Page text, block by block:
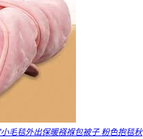
毛毯外出保暖襁褓包被子 粉色抱毯秋